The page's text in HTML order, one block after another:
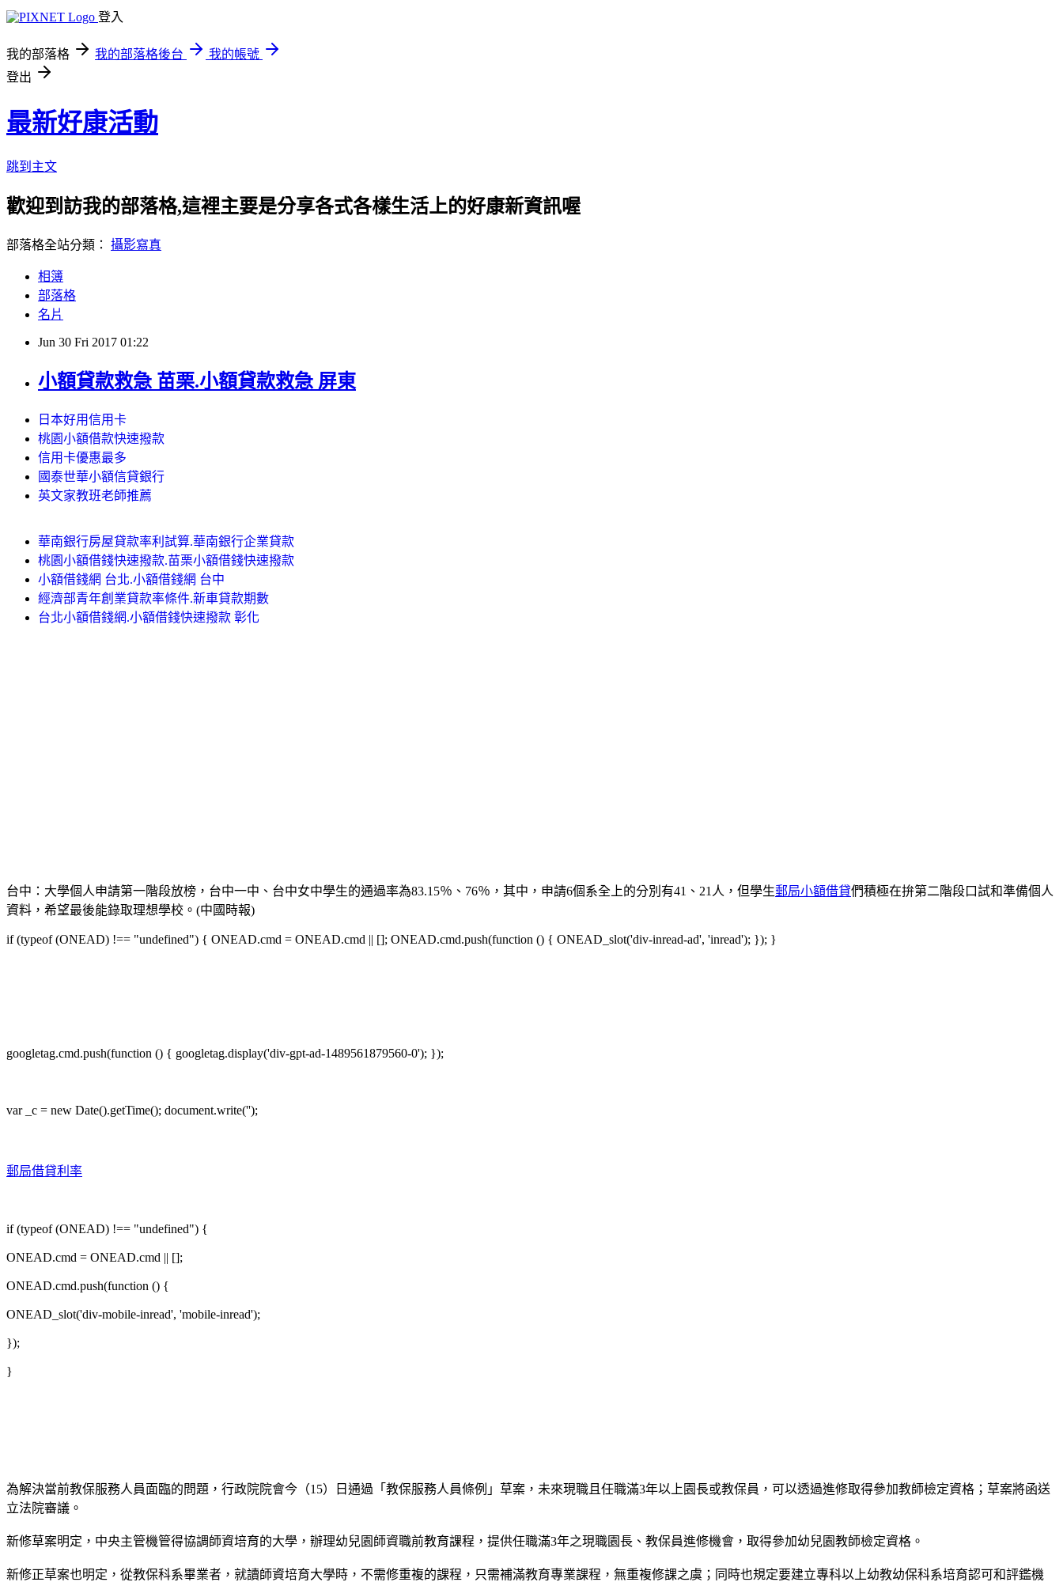
登入
我的部落格 我的部落格後台
我的帳號
登出
最新好康活動
跳到主文
歡迎到訪我的部落格,這裡主要是分享各式各樣生活上的好康新資訊喔
部落格全站分類： 攝影寫真
相簿
部落格
名片
Jun 30 Fri 2017 01:22
小額貸款救急 苗栗.小額貸款救急 屏東
日本好用信用卡
桃園小額借款快速撥款
信用卡優惠最多
國泰世華小額信貸銀行
英文家教班老師推薦
華南銀行房屋貸款率利試算.華南銀行企業貸款
桃園小額借錢快速撥款.苗栗小額借錢快速撥款
小額借錢網 台北.小額借錢網 台中
經濟部青年創業貸款率條件.新車貸款期數
台北小額借錢網.小額借錢快速撥款 彰化
台中：大學個人申請第一階段放榜，台中一中、台中女中學生的通過率為83.15％、76％，其中，申請6個系全上的分別有41、21人，但學生郵局小額借貸們積極在拚第二階段口試和準備個人
資料，希望最後能錄取理想學校。(中國時報)
if (typeof (ONEAD) !== "undefined") { ONEAD.cmd = ONEAD.cmd || []; ONEAD.cmd.push(function () { ONEAD_slot('div-inread-ad', 'inread'); }); }
googletag.cmd.push(function () { googletag.display('div-gpt-ad-1489561879560-0'); });
var _c = new Date().getTime(); document.write('');
郵局借貸利率
if (typeof (ONEAD) !== "undefined") {
ONEAD.cmd = ONEAD.cmd || [];
ONEAD.cmd.push(function () {
ONEAD_slot('div-mobile-inread', 'mobile-inread');
});
}
為解決當前教保服務人員面臨的問題，行政院院會今（15）日通過「教保服務人員條例」草案，未來現職且任職滿3年以上園長或教保員，可以透過進修取得參加教師檢定資格；草案將函送
立法院審議。
新修草案明定，中央主管機管得協調師資培育的大學，辦理幼兒園師資職前教育課程，提供任職滿3年之現職園長、教保員進修機會，取得參加幼兒園教師檢定資格。
新修正草案也明定，從教保科系畢業者，就讀師資培育大學時，不需修重複的課程，只需補滿教育專業課程，無重複修課之虞；同時也規定要建立專科以上幼教幼保科系培育認可和評鑑機